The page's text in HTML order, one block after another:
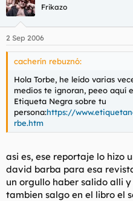
Frikazo
2 Sep 2006
cacherín rebuznó:
Hola Torbe, he leído varias
medios te ignoran, peeo aquí
Etiqueta Negra sobre tu
persona:https://
rbe.htm
asi es, ese reportaje lo hizo
david barba para esa
un orgullo haber salido alli
tambien salgo en el libro el